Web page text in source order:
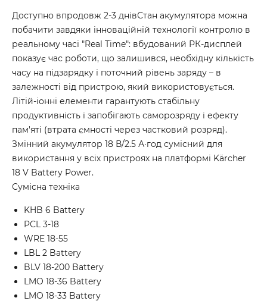
Доступно впродовж 2-3 днівСтан акумулятора можна
побачити завдяки інноваційній технології контролю в
реальному часі "Real Time": вбудований РК-дисплей
показує час роботи, що залишився, необхідну кількість
часу на підзарядку і поточний рівень заряду – в
залежності від пристрою, який використовується.
Літій-іонні елементи гарантують стабільну
продуктивність і запобігають саморозряду і ефекту
пам'яті (втрата ємності через частковий розряд).
Змінний акумулятор 18 В/2.5 А·год сумісний для
використання у всіх пристроях на платформі Kärcher
18 V Battery Power.
Сумісна техніка
KHB 6 Battery
PCL 3-18
WRE 18-55
LBL 2 Battery
BLV 18-200 Battery
LMO 18-36 Battery
LMO 18-33 Battery